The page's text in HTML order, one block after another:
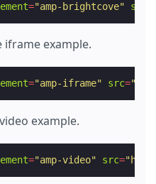
="amp-brightcove" src
iframe example.
="amp-iframe" src=
example.
="amp-video" src=